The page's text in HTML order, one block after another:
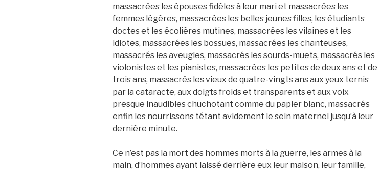
massacrées les épouses fidèles à leur mari et massacrées les
femmes légères, massacrées les belles jeunes filles, les étudiants
doctes et les écolières mutines, massacrées les vilaines et les
idiotes, massacrées les bossues, massacrées les chanteuses,
massacrés les aveugles, massacrés les sourds-muets, massacrés les
violonistes et les pianistes, massacrées les petites de deux ans et de
trois ans, massacrés les vieux de quatre-vingts ans aux yeux ternis
par la cataracte, aux doigts froids et transparents et aux voix
presque inaudibles chuchotant comme du papier blanc, massacrés
enfin les nourrissons tétant avidement le sein maternel jusqu’à leur
dernière minute.
Ce n’est pas la mort des hommes morts à la guerre, les armes à la
main, d’hommes ayant laissé derrière eux leur maison, leur famille,